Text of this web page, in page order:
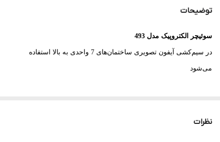
توضیحات
سوئیچر الکتروپیک مدل 493
در سیم‌کشی آیفون تصویری ساختمان‌های 7 واحدی به بالا استفاده
می‌شود
نظرات